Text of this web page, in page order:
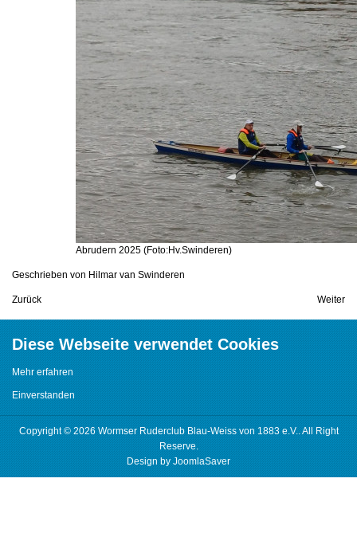
Abrudern 2025 (Foto:Hv.Swinderen)
Geschrieben von Hilmar van Swinderen
Zurück Weiter
Diese Webseite verwendet Cookies
Mehr erfahren
Einverstanden
Copyright © 2026 Wormser Ruderclub Blau-Weiss von 1883 e.V.. All Right
Reserve.
Design byJoomlaSaver